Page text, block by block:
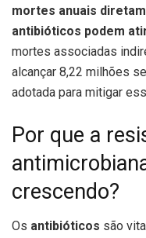
mortes anuais
antibióticos podem
mortes associadas
alcançar 8,22 milhões
adotada para mitigar
Por que a
crescendo?
Os antibióticos são